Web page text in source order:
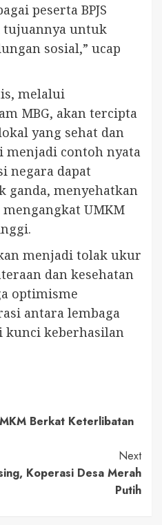
peserta BPJS
tujuannya untuk
sosial,” ucap
melalui
MBG, akan tercipta
yang sehat dan
contoh nyata
negara dapat
ganda, menyehatkan
UMKM
menjadi tolak ukur
dan kesehatan
optimisme
antara lembaga
kunci keberhasilan
Berkat Keterlibatan
Next
Koperasi Desa Merah
Putih